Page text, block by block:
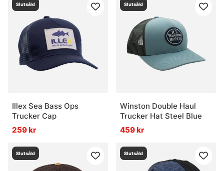
Slutsåld
Illex Sea Bass Ops
Trucker Cap
259 kr
Slutsåld
Winston Double Haul
Trucker Hat Steel Blue
459 kr
Slutsåld Slutsåld